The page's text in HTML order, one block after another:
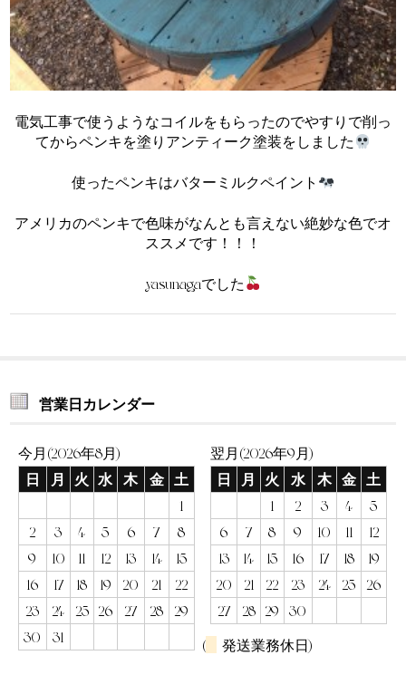
電気工事で使うようなコイルをもらったのでやすりで削っ
てからペンキを塗りアンティーク塗装をしました
使ったペンキはバターミルクペイント
アメリカのペンキで色味がなんとも言えない絶妙な色でオ
ススメです！！！
yasunagaでした
営業日カレンダー
今月(2026年8月)
日
月 火 水 木 金
土
1
2
3 4 5 6 7
8
9
10 11 12 13 14
15
16
17 18 19 20 21
22
23
24 25 26 27 28
29
30
31
翌月(2026年9月)
日
月 火 水 木 金
土
1
2 3 4
5
6
7 8 9 10 11
12
13
14 15 16 17 18
19
20
21 22 23 24 25
26
27
28 29
30
(
発送業務休日)